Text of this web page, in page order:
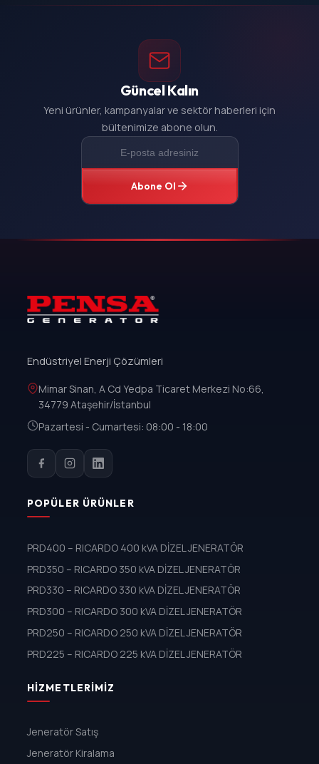
Güncel Kalın
Yeni ürünler, kampanyalar ve sektör haberleri için
bültenimize abone olun.
Abone Ol
Endüstriyel Enerji Çözümleri
Mimar Sinan, A Cd Yedpa Ticaret Merkezi No:66,
34779 Ataşehir/İstanbul
Pazartesi - Cumartesi: 08:00 - 18:00
POPÜLER ÜRÜNLER
PRD400 – RICARDO 400 kVA DİZEL JENERATÖR
PRD350 – RICARDO 350 kVA DİZEL JENERATÖR
PRD330 – RICARDO 330 kVA DİZEL JENERATÖR
PRD300 – RICARDO 300 kVA DİZEL JENERATÖR
PRD250 – RICARDO 250 kVA DİZEL JENERATÖR
PRD225 – RICARDO 225 kVA DİZEL JENERATÖR
HIZMETLERIMIZ
Jeneratör Satış
Jeneratör Kiralama